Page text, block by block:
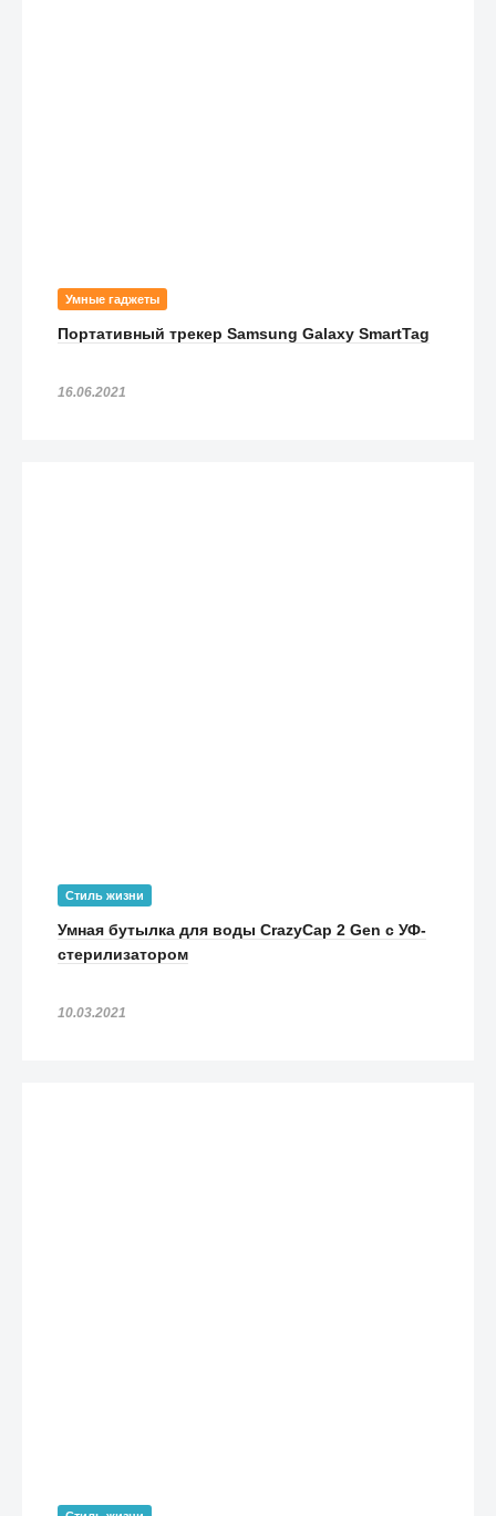
Умные гаджеты
Портативный трекер Samsung Galaxy SmartTag
16.06.2021
Стиль жизни
Умная бутылка для воды CrazyCap 2 Gen с УФ-
стерилизатором
10.03.2021